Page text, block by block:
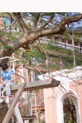
LOCATION
US